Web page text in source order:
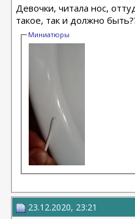
Девочки, читала нос,
такое, так и должно
Миниатюры
23.12.2020, 23:21